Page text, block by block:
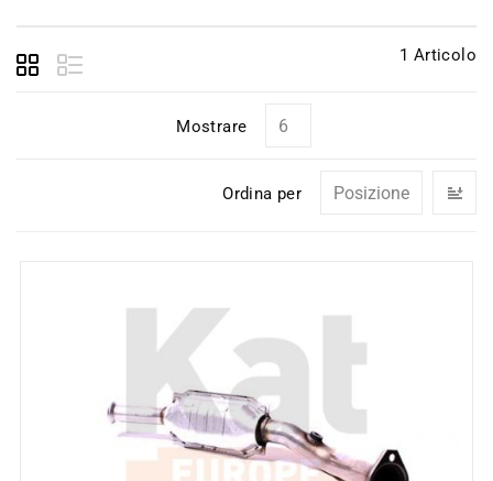
1 Articolo
Mostrare
Ordina per